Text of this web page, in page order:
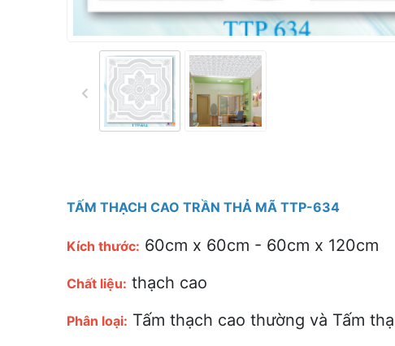
TẤM THẠCH CAO TRẦN THẢ MÃ TTP-634
Kích thước: 60cm x 60cm - 60cm x 120cm
Chất liệu: thạch cao
Phân loại: Tấm thạch cao thường và Tấm